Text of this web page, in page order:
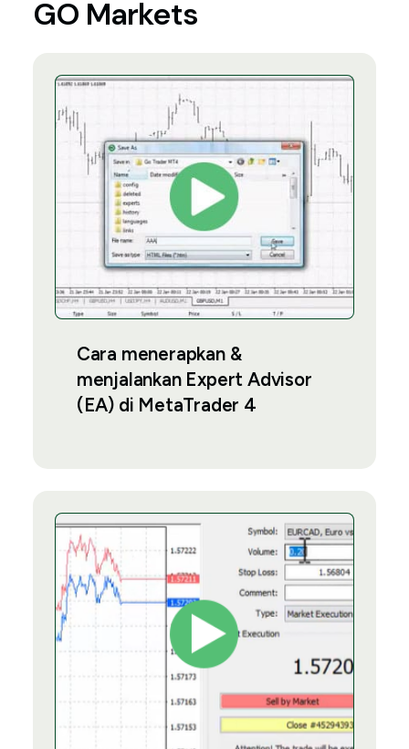
GO Markets
Cara menerapkan &
menjalankan Expert Advisor
(EA) di MetaTrader 4